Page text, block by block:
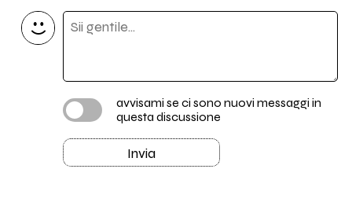
avvisami se ci sono nuovi messaggi in
questa discussione
Invia